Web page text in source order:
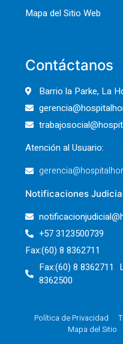
Mapa del Sitio Web
Contáctanos
Barrio la Parke, La
Atención al Usuario:
Notificaciones
+57 3123500739
Fax:(60) 8 8362711
Fax:(60) 8 8362711
8362500
Política de Privacidad
Mapa del Sitio